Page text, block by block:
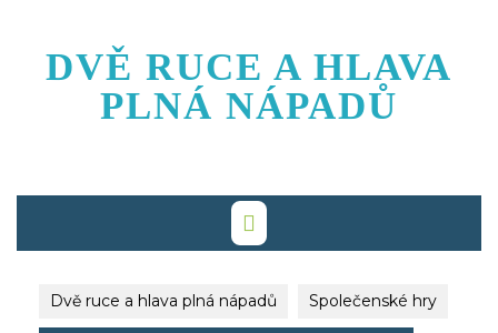
content
DVĚ RUCE A HLAVA
PLNÁ NÁPADŮ
Dvě ruce a hlava plná nápadů Společenské hry